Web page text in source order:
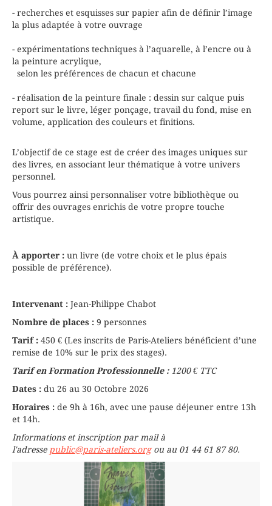
- recherches et esquisses sur papier afin de définir l’image
la plus adaptée à votre ouvrage
- expérimentations techniques à l’aquarelle, à l’encre ou à
la peinture acrylique,
selon les préférences de chacun et chacune
- réalisation de la peinture finale : dessin sur calque puis
report sur le livre, léger ponçage, travail du fond, mise en
volume, application des couleurs et finitions.
L’objectif de ce stage est de créer des images uniques sur
des livres, en associant leur thématique à votre univers
personnel.
Vous pourrez ainsi personnaliser votre bibliothèque ou
offrir des ouvrages enrichis de votre propre touche
artistique.
À apporter : un livre (de votre choix et le plus épais
possible de préférence).
Intervenant : Jean-Philippe Chabot
Nombre de places : 9 personnes
Tarif : 450 € (Les inscrits de Paris-Ateliers bénéficient d’une
remise de 10% sur le prix des stages).
Tarif en Formation Professionnelle :1200 € TTC
Dates : du 26 au 30 Octobre 2026
Horaires : de 9h à 16h, avec une pause déjeuner entre 13h
et 14h.
Informations et inscription par mail à
l'adresse public@paris-ateliers.orgou au 01 44 61 87 80.